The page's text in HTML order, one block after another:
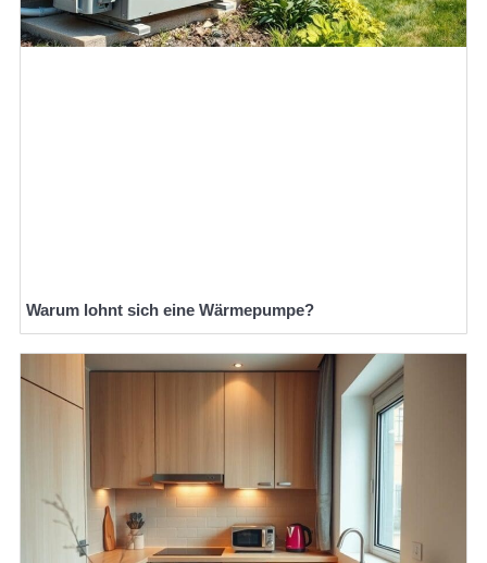
Warum lohnt sich eine Wärmepumpe?